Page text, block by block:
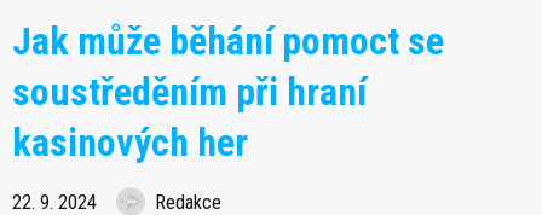
Jak může běhání pomoct se
soustředěním při hraní
kasinových her
22. 9. 2024 Redakce